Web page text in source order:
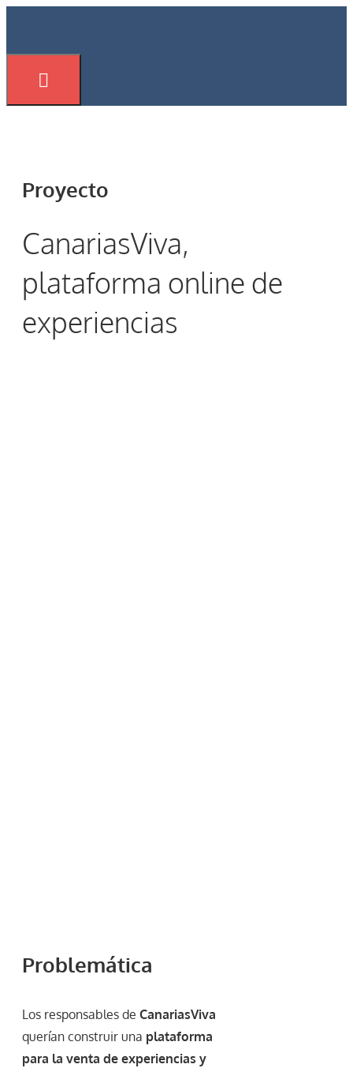
Proyecto
CanariasViva,
plataforma online de
experiencias
Problemática
Los responsables de CanariasViva
querían construir una plataforma
para la venta de experiencias y